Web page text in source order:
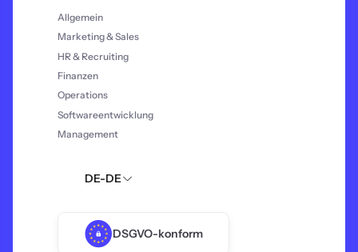
Allgemein
Marketing & Sales
HR & Recruiting
Finanzen
Operations
Softwareentwicklung
Management
DE-DE
DSGVO-konform